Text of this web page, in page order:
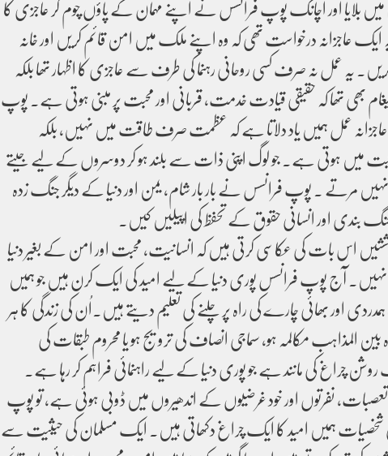
بلایا اور اچانک پوپ فرانسس نے اپنے مہمان کے پاؤں چوم کر عاجزی کا
ایک عاجزانہ درخواست تھی کہ وہ اپنے ملک میں امن قائم کریں اور خانہ
یہ عمل نہ صرف کسی روحانی رہنما کی طرف سے عاجزی کا اظہار تھا بلکہ
بھی تھا کہ حقیقی قیادت خدمت، قربانی اور محبت پر مبنی ہوتی ہے۔ پوپ
عمل ہمیں یاد دلاتا ہے کہ عظمت صرف طاقت میں نہیں، بلکہ
میں ہوتی ہے۔ جو لوگ اپنی ذات سے بلند ہو کر دوسروں کے لیے جیتے
مرتے ۔ پوپ فرانسس نے بار بار شام، یمن اور دنیا کے دیگر جنگ زدہ
بندی اور انسانی حقوق کے تحفظ کی اپیلیں کیں۔
اس بات کی عکاسی کرتی ہیں کہ انسانیت، محبت اور امن کے بغیر دنیا
آج پوپ فرانسس پوری دنیا کے لیے امید کی ایک کرن ہیں جو ہمیں
ہمدردی اور بھائی چارے کی راہ پر چلنے کی تعلیم دیتے ہیں۔اُن کی زندگی کا ہر
المذاہب مکالمہ ہو، سماجی انصاف کی ترویج ہو یا محروم طبقات کی
چراغ کی مانند ہے جو پوری دنیا کے لیے راہنمائی فراہم کر رہا ہے۔
نفرتوں اور خود غرضیوں کے اندھیروں میں ڈوبی ہوئی ہے، تو پوپ
ہمیں امید کا ایک چراغ دکھاتی ہیں۔ ایک مسلمان کی حیثیت سے